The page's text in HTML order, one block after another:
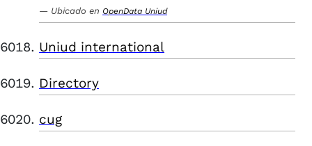
Ubicado en OpenData Uniud
Uniud international
Directory
cug